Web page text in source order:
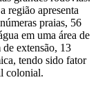
região apresenta
praias, 56
em uma área de
extensão, 13
tendo sido fator
colonial.